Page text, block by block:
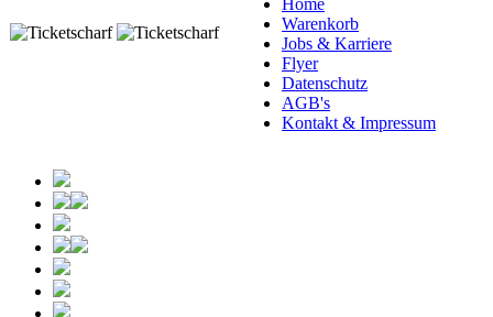
Home
Warenkorb
Jobs & Karriere
Flyer
Datenschutz
AGB's
Kontakt & Impressum